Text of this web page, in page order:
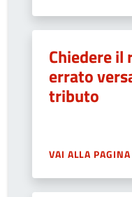
Chiedere
errato
tributo
VAI ALLA PAGINA